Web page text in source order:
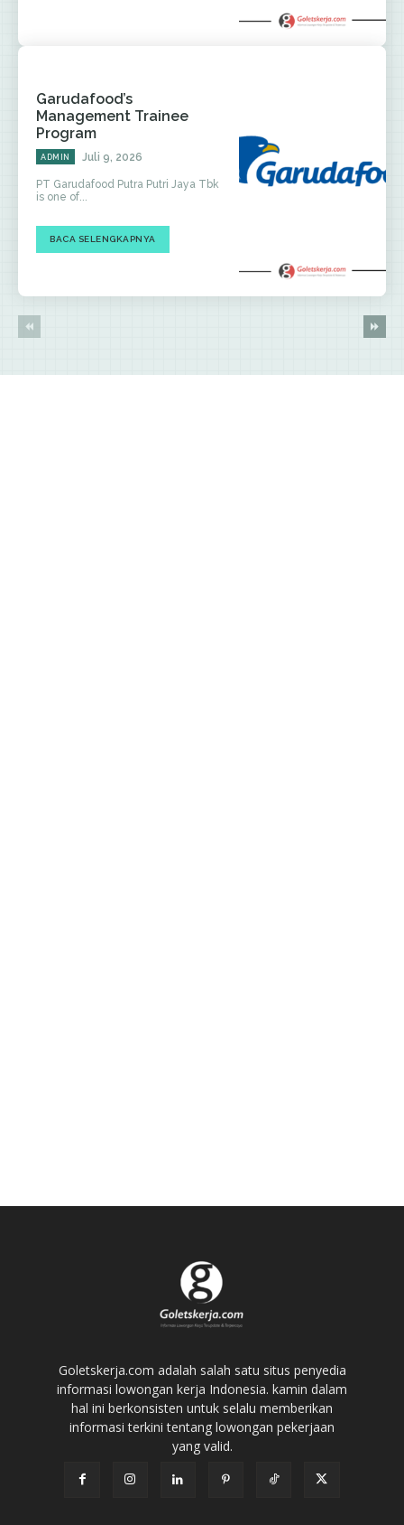
Garudafood’s
Management Trainee
Program
ADMIN Juli 9, 2026
PT Garudafood Putra Putri Jaya Tbk
is one of...
BACA SELENGKAPNYA
Goletskerja.com adalah salah satu situs penyedia
informasi lowongan kerja Indonesia. kamin dalam
hal ini berkonsisten untuk selalu memberikan
informasi terkini tentang lowongan pekerjaan
yang valid.